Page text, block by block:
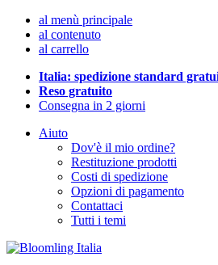
al menù principale
al contenuto
al carrello
Italia: spedizione standard
Reso gratuito
Consegna in 2 giorni
Aiuto
Dov'è il mio ordine?
Restituzione prodotti
Costi di spedizione
Opzioni di pagamento
Contattaci
Tutti i temi